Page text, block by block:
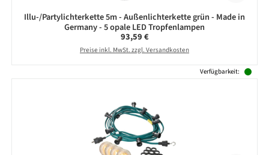
Illu-/Partylichterkette 5m - Außenlichterkette grün - Made in
Germany - 5 opale LED Tropfenlampen
Regulärer Preis:
93,59 €
Preise inkl. MwSt. zzgl. Versandkosten
Verfügbarkeit: